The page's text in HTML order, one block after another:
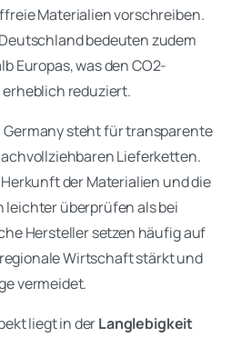
Materialien vorschreiben.
bedeuten zudem
Europas, was den CO2-
reduziert.
Germany steht für transparente
Lieferketten.
der Materialien und die
überprüfen als bei
Hersteller setzen häufig auf
Wirtschaft stärkt und
vermeidet.
liegt in derLanglebigkeit